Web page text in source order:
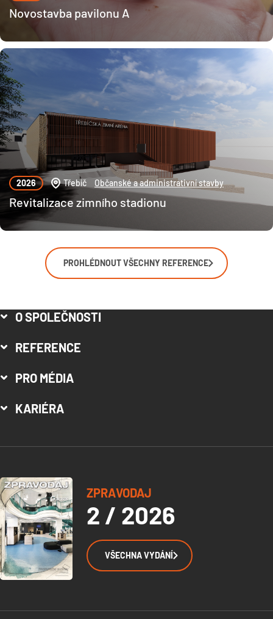
Novostavba pavilonu A
Revitalizace zimního stadionu
2026 Třebíč Občanské a administrativní stavby
PROHLÉDNOUT VŠECHNY REFERENCE
O SPOLEČNOSTI
REFERENCE
PRO MÉDIA
KARIÉRA
ZPRAVODAJ
2 / 2026
VŠECHNA VYDÁNÍ